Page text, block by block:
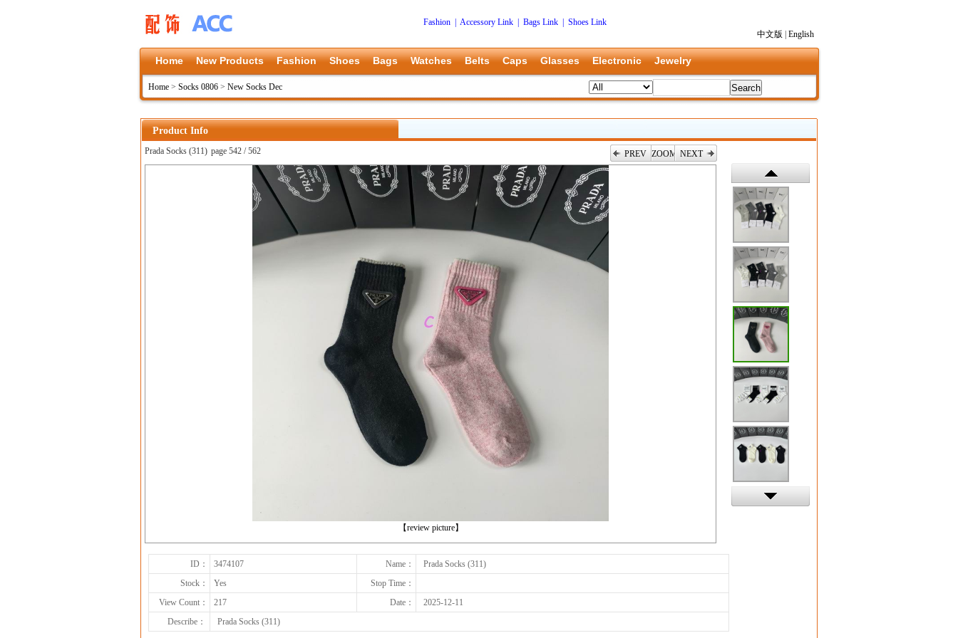
Fashion Accessory Link Bags Link
Shoes Link
中文版
English
Home New Products Fashion Shoes Bags Watches Belts Caps Glasses Electronic Jewelry
Home > Socks 0806 > New Socks Dec
Product Info
Prada Socks (311) page 542 / 562 PREV ZOOM NEXT
【review picture】
上一张
ID： 3474107 Name：
Prada Socks (311)
Stock：
Yes
Stop Time：
View Count：
217 Date：
2025-12-11
Describe：
Prada Socks (311)